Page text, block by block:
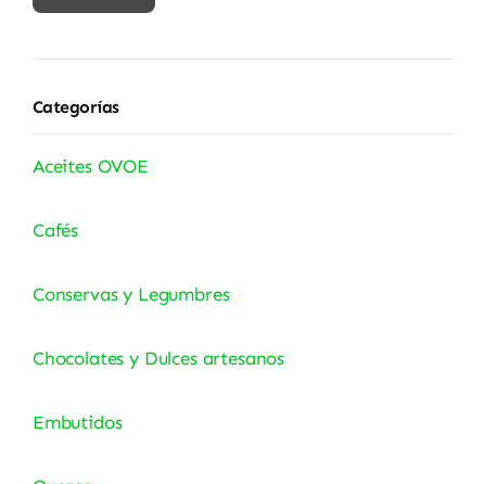
Categorías
Aceites OVOE
Cafés
Conservas y Legumbres
Chocolates y Dulces artesanos
Embutidos